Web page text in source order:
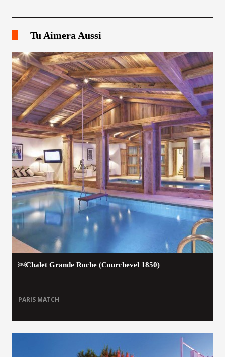
Tu Aimera Aussi
￼Chalet Grande Roche (Courchevel 1850)
PARIS MATCH